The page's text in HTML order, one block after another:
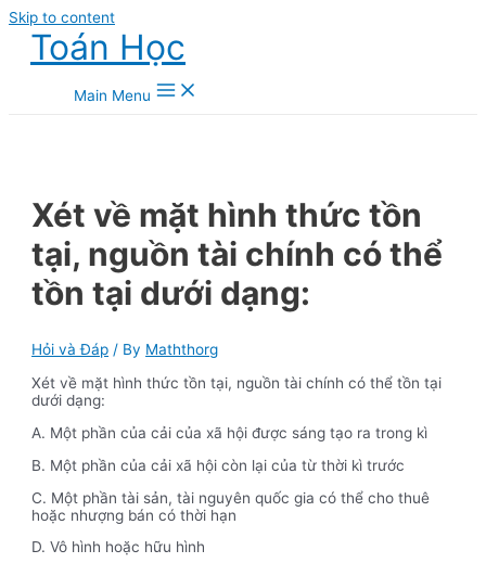
Skip to content
Toán Học
Main Menu
Xét về mặt hình thức tồn
tại, nguồn tài chính có thể
tồn tại dưới dạng:
Hỏi và Đáp / By Maththorg
Xét về mặt hình thức tồn tại, nguồn tài chính có thể tồn tại
dưới dạng:
A. Một phần của cải của xã hội được sáng tạo ra trong kì
B. Một phần của cải xã hội còn lại của từ thời kì trước
C. Một phần tài sản, tài nguyên quốc gia có thể cho thuê
hoặc nhượng bán có thời hạn
D. Vô hình hoặc hữu hình